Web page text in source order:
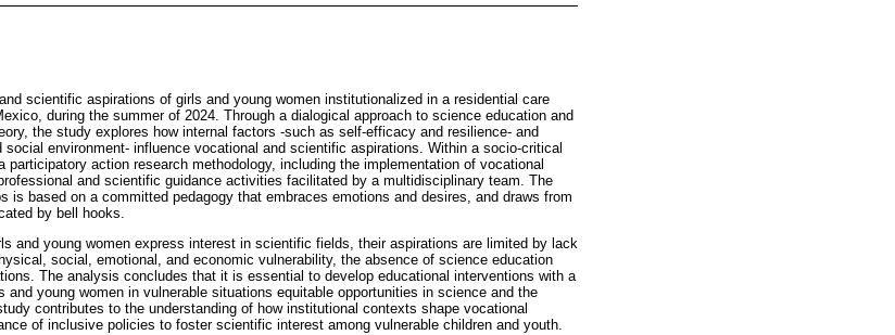
scientific aspirations of girls and young women institutionalized in a residential care
during the summer of 2024. Through a dialogical approach to science education and
the study explores how internal factors -such as self-efficacy and resilience- and
environment- influence vocational and scientific aspirations. Within a socio-critical
action research methodology, including the implementation of vocational
and scientific guidance activities facilitated by a multidisciplinary team. The
is based on a committed pedagogy that embraces emotions and desires, and draws from
by bell hooks.
and young women express interest in scientific fields, their aspirations are limited by lack
social, emotional, and economic vulnerability, the absence of science education
The analysis concludes that it is essential to develop educational interventions with a
young women in vulnerable situations equitable opportunities in science and the
contributes to the understanding of how institutional contexts shape vocational
of inclusive policies to foster scientific interest among vulnerable children and youth.